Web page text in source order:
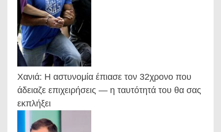
Χανιά: Η αστυνομία έπιασε τον 32χρονο που
άδειαζε επιχειρήσεις — η ταυτότητά του θα σας
εκπλήξει